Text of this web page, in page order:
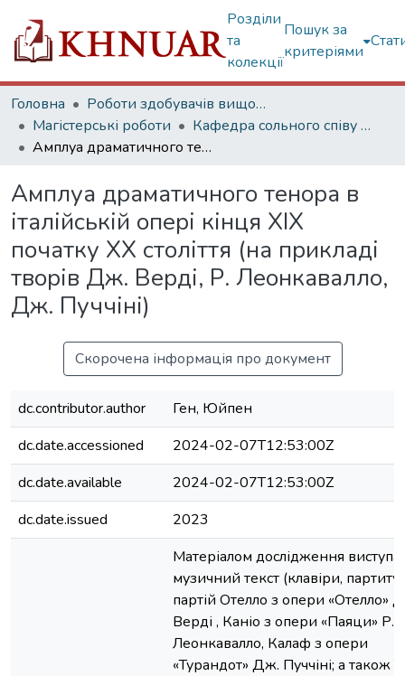
Розділи
та
колекції
Пошук за
критеріями
Головна
Роботи здобувачів вищої освіти
Магістерські роботи
Кафедра сольного співу та оперної підготовки
Амплуа драматичного тенора в італійській опері кінця ХІХ початку ХХ століття (на прикладі творів Дж. Верді, Р. Леонкавалло, Дж. Пуччіні)
Амплуа драматичного тенора в
італійській опері кінця ХІХ
початку ХХ століття (на прикладі
творів Дж. Верді, Р. Леонкавалло,
Дж. Пуччіні)
Скорочена інформація про документ
dc.contributor.author
Ген, Юйпен
dc.date.accessioned
2024-02-07T12:53:00Z
dc.date.available
2024-02-07T12:53:00Z
dc.date.issued
2023
Матеріалом дослідження
музичний текст (клавіри,
партій Отелло з опери «Отелло»
Верді , Каніо з опери «Паяци» Р.
Леонкавалло, Калаф з опери
«Турандот» Дж. Пуччіні; а також їх